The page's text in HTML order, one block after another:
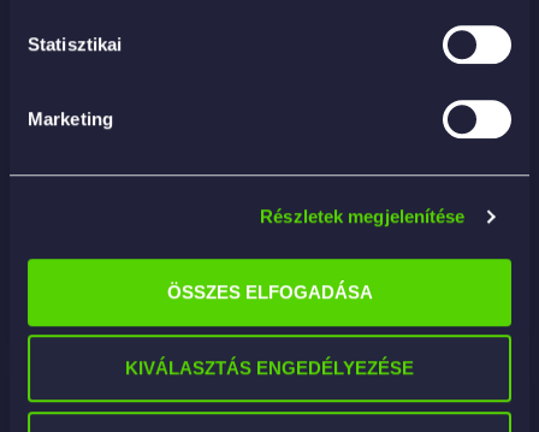
Statisztikai
Marketing
Részletek megjelenítése
ÖSSZES ELFOGADÁSA
KIVÁLASZTÁS ENGEDÉLYEZÉSE
15 790Ft
KOSÁRBA